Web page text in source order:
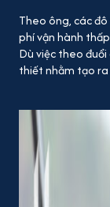
Theo ông, các
phí vận hành
Dù việc theo
thiết nhằm tạo ra